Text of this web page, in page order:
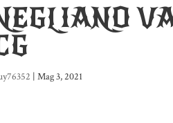
|Mag 3, 2021